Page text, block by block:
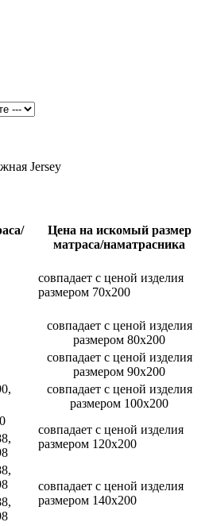
Jersey
Цена на искомый размер
матраса/наматрасника
совпадает с ценой изделия
размером 70x200
совпадает с ценой изделия
размером 80x200
совпадает с ценой изделия
размером 90x200
совпадает с ценой изделия
размером 100x200
совпадает с ценой изделия
размером 120x200
совпадает с ценой изделия
размером 140x200